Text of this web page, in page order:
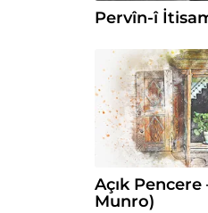
Pervîn-î
Açık Pencere
Munro)